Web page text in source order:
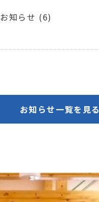
お知らせ (6)
お知らせ一覧を見る